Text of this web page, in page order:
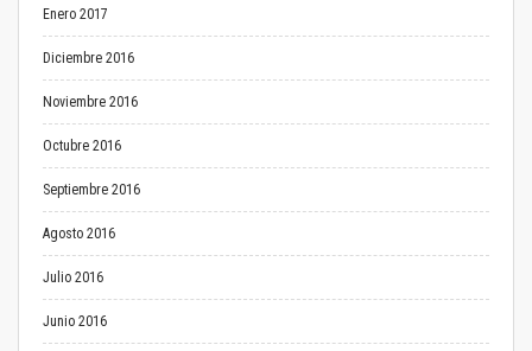
Enero 2017
Diciembre 2016
Noviembre 2016
Octubre 2016
Septiembre 2016
Agosto 2016
Julio 2016
Junio 2016